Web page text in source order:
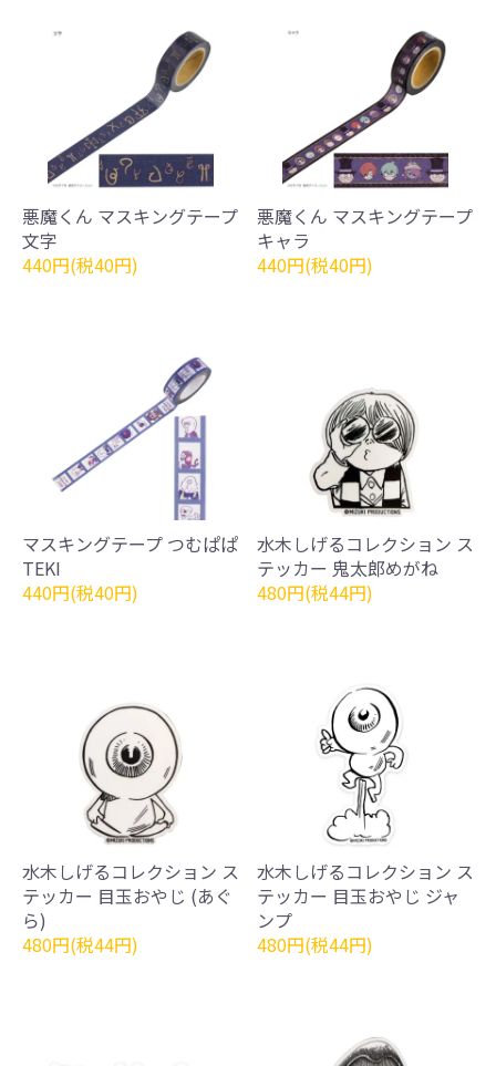
悪魔くん マスキングテープ
文字
440円(税40円)
悪魔くん マスキングテープ
キャラ
440円(税40円)
マスキングテープ つむぱぱ
TEKI
440円(税40円)
水木しげるコレクション ス
テッカー 鬼太郎めがね
480円(税44円)
水木しげるコレクション ス
テッカー 目玉おやじ (あぐ
ら)
480円(税44円)
水木しげるコレクション ス
テッカー 目玉おやじ ジャ
ンプ
480円(税44円)